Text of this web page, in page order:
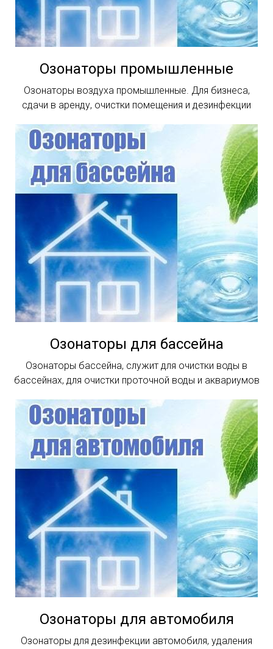
Озонаторы промышленные
Озонаторы воздуха промышленные. Для бизнеса,
сдачи в аренду, очистки помещения и дезинфекции
Озонаторы для бассейна
Озонаторы бассейна, служит для очистки воды в
бассейнах, для очистки проточной воды и аквариумов
Озонаторы для автомобиля
Озонаторы для дезинфекции автомобиля, удаления